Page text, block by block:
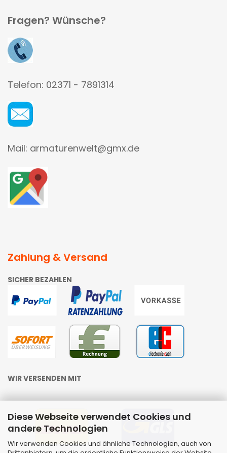
Diese Webseite verwendet Cookies und
andere Technologien
Wir verwenden Cookies und ähnliche Technologien, auch von
Fragen? Wünsche?
Telefon: 02371 - 7891314
Mail: armaturenwelt@gmx.de
Zahlung & Versand
SICHER BEZAHLEN
WIR VERSENDEN MIT